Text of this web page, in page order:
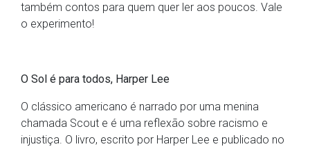
também contos para quem quer ler aos poucos. Vale
o experimento!
O Sol é para todos, Harper Lee
O clássico americano é narrado por uma menina
chamada Scout e é uma reflexão sobre racismo e
injustiça. O livro, escrito por Harper Lee e publicado no